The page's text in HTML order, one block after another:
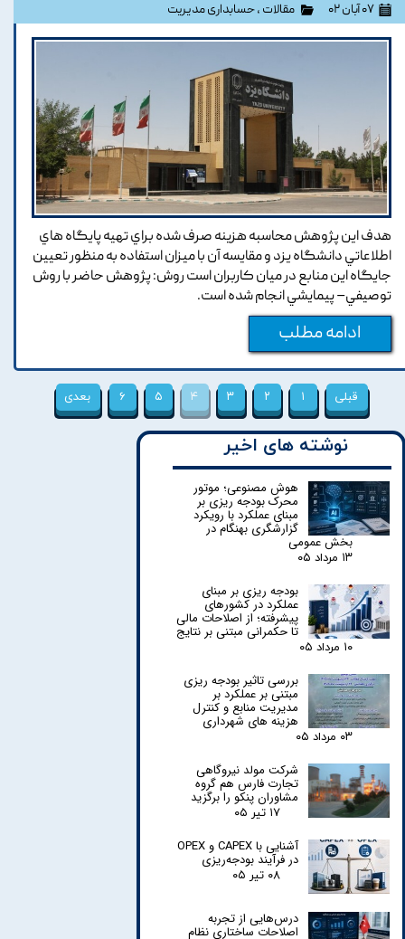
۰۷ آبان ۰۲ مقالات ،حسابداری مدیریت
هدف اين پژوهش محاسبه هزينه صرف شده براي تهيه پايگاه هاي
اطلاعاتي دانشگاه يزد و مقايسه آن با ميزان استفاده به منظور تعيين
جايگاه اين منابع در ميان کاربران است روش: پژوهش حاضر با روش
توصيفي– پيمايشي انجام شده است.
ادامه مطلب
قبلی ۱ ۲ ۳ ۴ ۵ ۶ بعدی
نوشته های اخیر
هوش مصنوعی؛ موتور
محرک بودجه ریزی بر
مبنای عملکرد با رویکرد
گزارشگری بهنگام در
بخش عمومی
۱۳ مرداد ۰۵
بودجه ریزی بر مبنای
عملکرد در کشورهای
پیشرفته؛ از اصلاحات مالی
تا حکمرانی مبتنی بر نتایج
۱۰ مرداد ۰۵
بررسی تاثیر بودجه ریزی
مبتنی بر عملکرد بر
مدیریت منابع و کنترل
هزینه های شهرداری
۰۳ مرداد ۰۵
شرکت مولد نیروگاهی
تجارت فارس هم گروه
مشاوران پنکو را برگزید
۱۷ تیر ۰۵
آشنایی با CAPEX و OPEX
در فرآیند بودجه‌ریزی
۰۸ تیر ۰۵
درس‌هایی از تجربه
اصلاحات ساختاری نظام